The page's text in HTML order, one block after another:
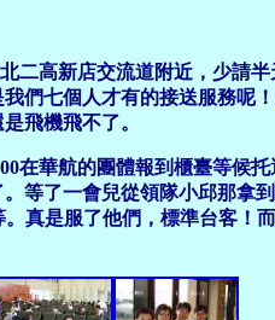
二高新店交流道附近，少請
們七個人才有的接送服務呢
飛機飛不了。
在華航的團體報到櫃臺等候
等了一會兒從領隊小邱那拿
真是服了他們，標準台客！